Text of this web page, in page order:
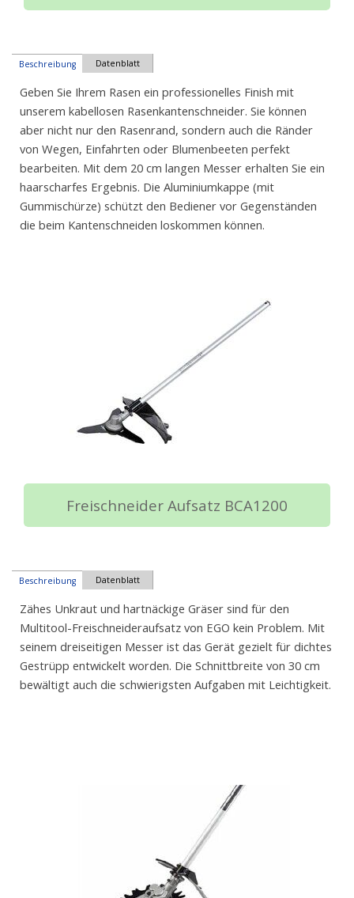
Beschreibung Datenblatt
Geben Sie Ihrem Rasen ein professionelles Finish mit
unserem kabellosen Rasenkantenschneider. Sie können
aber nicht nur den Rasenrand, sondern auch die Ränder
von Wegen, Einfahrten oder Blumenbeeten perfekt
bearbeiten. Mit dem 20 cm langen Messer erhalten Sie ein
haarscharfes Ergebnis. Die Aluminiumkappe (mit
Gummischürze) schützt den Bediener vor Gegenständen
die beim Kantenschneiden loskommen können.
Freischneider Aufsatz BCA1200
Beschreibung Datenblatt
Zähes Unkraut und hartnäckige Gräser sind für den
Multitool-Freischneideraufsatz von EGO kein Problem. Mit
seinem dreiseitigen Messer ist das Gerät gezielt für dichtes
Gestrüpp entwickelt worden. Die Schnittbreite von 30 cm
bewältigt auch die schwierigsten Aufgaben mit Leichtigkeit.